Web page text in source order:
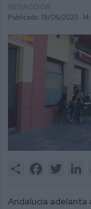
Publicado: 19/06/2020 ·
Share FacebookTwitter
Andalucía adelanta